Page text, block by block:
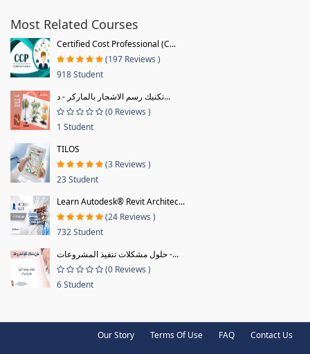
Most Related Courses
Certified Cost Professional (C...
(197 Reviews )
918 Student
تكنيك رسم الاشجار بالماركر - د...
(0 Reviews )
1 Student
TILOS
(3 Reviews )
23 Student
Learn Autodesk® Revit Architec...
(24 Reviews )
732 Student
حلول مشكلات تنفيذ المشروعات -...
(0 Reviews )
6 Student
Our Story Terms Of Use FAQ Contact Us